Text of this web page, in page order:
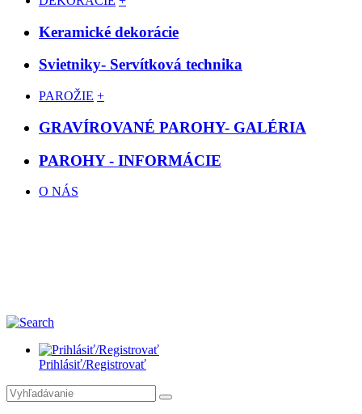
Keramické dekorácie
Svietniky- Servítková technika
PAROŽIE +
GRAVÍROVANÉ PAROHY- GALÉRIA
PAROHY - INFORMÁCIE
O NÁS
Prihlásiť/Registrovať